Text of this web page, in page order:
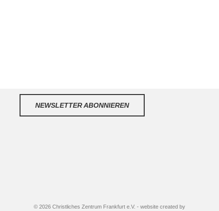
NEWSLETTER ABONNIEREN
© 2026 Christliches Zentrum Frankfurt e.V. - website created by